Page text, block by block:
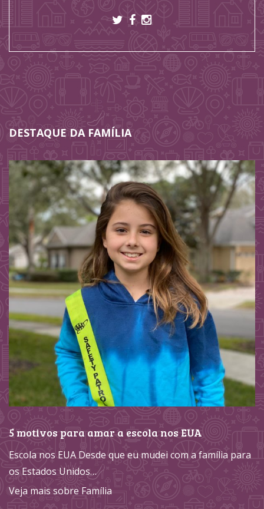
DESTAQUE DA FAMÍLIA
5 motivos para amar a escola nos EUA
Escola nos EUA Desde que eu mudei com a família para
os Estados Unidos…
Veja mais sobre Família